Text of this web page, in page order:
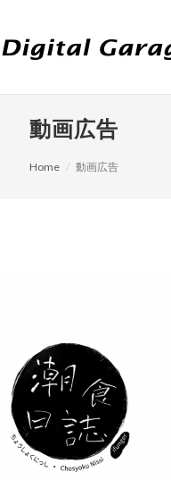
動画広告
Home 動画広告